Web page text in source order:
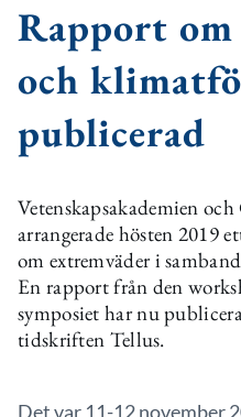
Rapport om
och
publicerad
Vetenskapsakademien
arrangerade hösten 2019
om extremväder i
En rapport från den
symposiet har nu
tidskriften Tellus.
Det var 11-12 november